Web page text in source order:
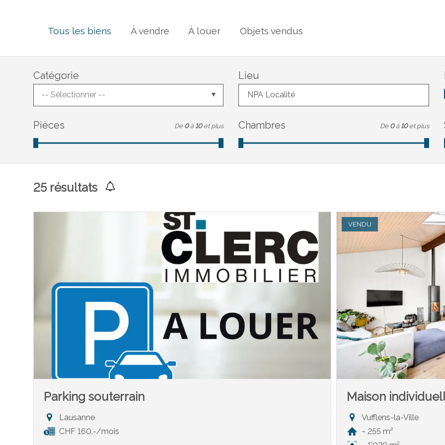
Tous les biens À vendre À louer Objets vendus
Catégorie
-- Sélectionner --
Lieu
NPA Localité
Pièces De 0 à 10 et plus Chambres De 0 à 10 et plus
25résultats
Parking souterrain
Lausanne
CHF 160.-/mois
VENDU
Maison
Vufflens-la-Ville
~ 255 m²